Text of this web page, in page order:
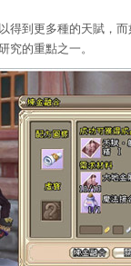
得到更多種的天賦，而
究的重點之一。